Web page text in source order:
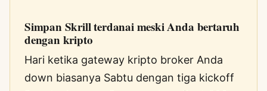
Simpan Skrill terdanai meski Anda bertaruh
dengan kripto
Hari ketika gateway kripto broker Anda
down biasanya Sabtu dengan tiga kickoff